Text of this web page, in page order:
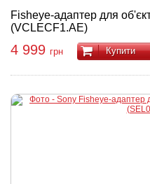
Fisheye-адаптер для
(VCLECF1.AE)
4 999 грн Купити